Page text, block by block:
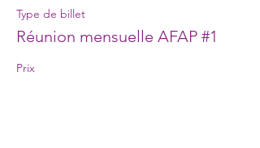
Type de billet
Réunion mensuelle AFAP #1
Prix